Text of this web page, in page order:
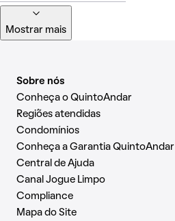
Mostrar mais
Sobre nós
Conheça o QuintoAndar
Regiões atendidas
Condomínios
Conheça a Garantia QuintoAndar
Central de Ajuda
Canal Jogue Limpo
Compliance
Mapa do Site